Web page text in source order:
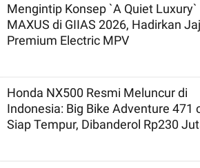
Mengintip Konsep `A Quiet Luxury`
MAXUS di GIIAS 2026, Hadirkan
Premium Electric MPV
Honda NX500 Resmi Meluncur di
Indonesia: Big Bike Adventure 471
Siap Tempur, Dibanderol Rp230